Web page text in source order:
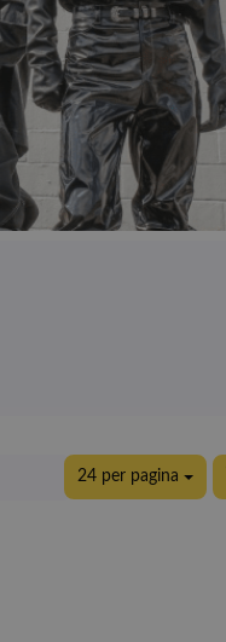
24 per pagina